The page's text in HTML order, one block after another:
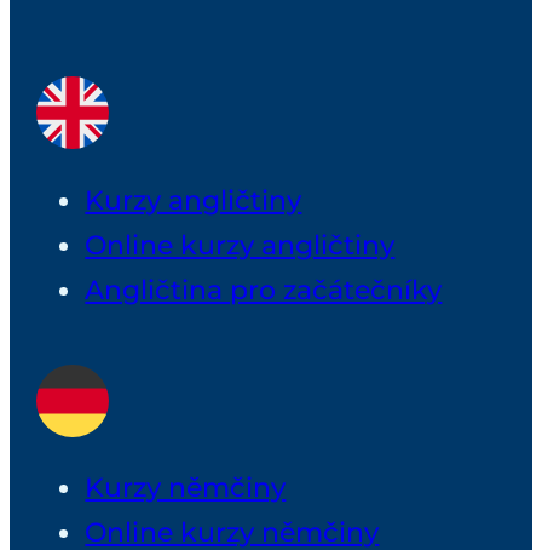
Kurzy angličtiny
Online kurzy angličtiny
Angličtina pro začátečníky
Kurzy němčiny
Online kurzy němčiny